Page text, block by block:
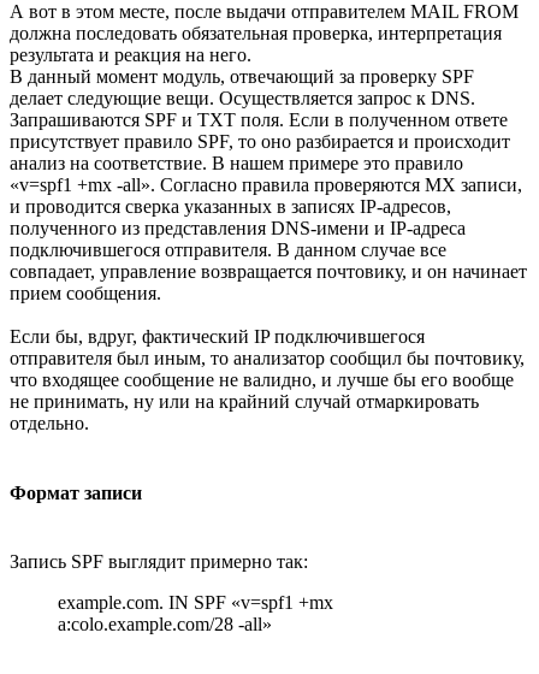
А вот в этом месте, после выдачи отправителем MAIL FROM
должна последовать обязательная проверка, интерпретация
результата и реакция на него.
В данный момент модуль, отвечающий за проверку SPF
делает следующие вещи. Осуществляется запрос к DNS.
Запрашиваются SPF и TXT поля. Если в полученном ответе
присутствует правило SPF, то оно разбирается и происходит
анализ на соответствие. В нашем примере это правило
«v=spf1 +mx -all». Согласно правила проверяются MX записи,
и проводится сверка указанных в записях IP-адресов,
полученного из представления DNS-имени и IP-адреса
подключившегося отправителя. В данном случае все
совпадает, управление возвращается почтовику, и он начинает
прием сообщения.
Если бы, вдруг, фактический IP подключившегося
отправителя был иным, то анализатор сообщил бы почтовику,
что входящее сообщение не валидно, и лучше бы его вообще
не принимать, ну или на крайний случай отмаркировать
отдельно.
Формат записи
Запись SPF выглядит примерно так:
example.com. IN SPF «v=spf1 +mx
a:colo.example.com/28 -all»